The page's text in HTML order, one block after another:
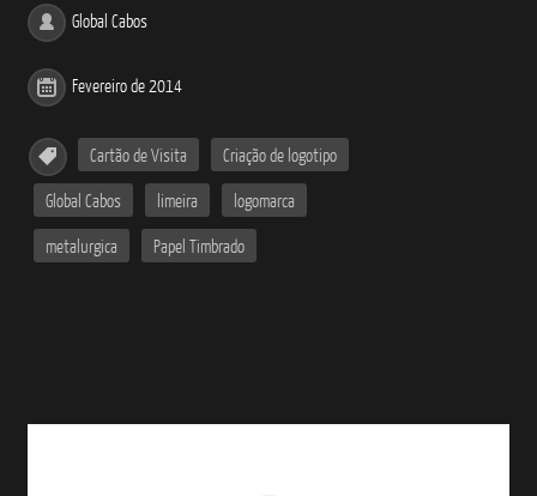
Global Cabos
Fevereiro de 2014
Cartão de Visita Criação de logotipo
Global Cabos limeira logomarca
metalurgica Papel Timbrado